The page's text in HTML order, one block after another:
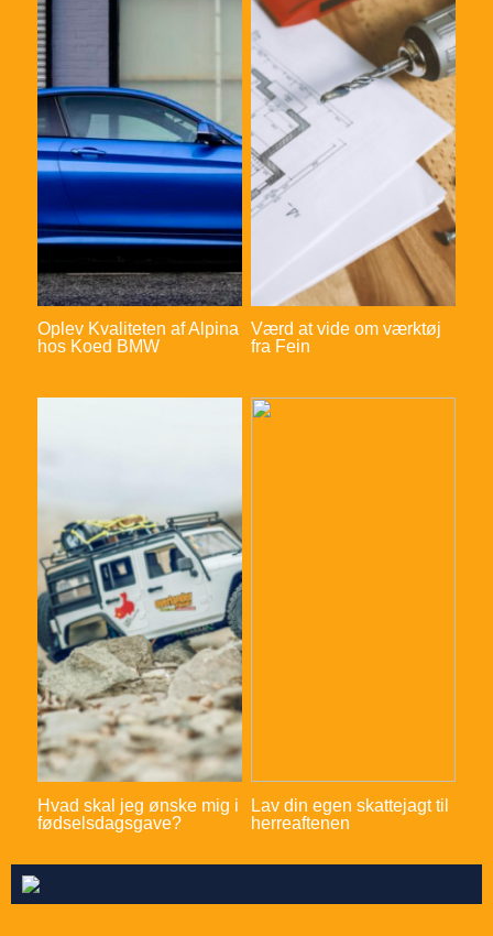
Oplev Kvaliteten af Alpina
hos Koed BMW
Værd at vide om værktøj
fra Fein
Hvad skal jeg ønske mig i
fødselsdagsgave?
Lav din egen skattejagt til
herreaftenen